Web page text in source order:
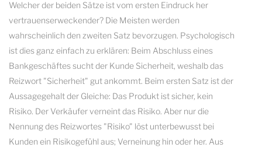
Welcher der beiden Sätze ist vom ersten Eindruck her
vertrauenserweckender? Die Meisten werden
wahrscheinlich den zweiten Satz bevorzugen. Psychologisch
ist dies ganz einfach zu erklären: Beim Abschluss eines
Bankgeschäftes sucht der Kunde Sicherheit, weshalb das
Reizwort "Sicherheit" gut ankommt. Beim ersten Satz ist der
Aussagegehalt der Gleiche: Das Produkt ist sicher, kein
Risiko. Der Verkäufer verneint das Risiko. Aber nur die
Nennung des Reizwortes "Risiko" löst unterbewusst bei
Kunden ein Risikogefühl aus; Verneinung hin oder her. Aus